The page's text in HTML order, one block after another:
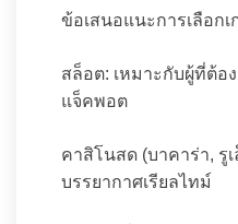
ข้อเสนอแนะการเลือก
สล็อต: เหมาะกับผู้ที่ต้อ
แจ็คพอต
คาสิโนสด (บาคาร่า, รู
บรรยากาศเรียลไทม์